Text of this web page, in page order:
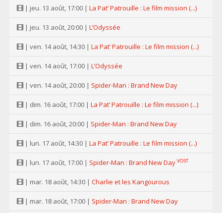
| jeu. 13 août, 17:00 | La Pat’ Patrouille : Le film mission (...)
| jeu. 13 août, 20:00 | L’Odyssée
| ven. 14 août, 14:30 | La Pat’ Patrouille : Le film mission (...)
| ven. 14 août, 17:00 | L’Odyssée
| ven. 14 août, 20:00 | Spider-Man : Brand New Day
| dim. 16 août, 17:00 | La Pat’ Patrouille : Le film mission (...)
| dim. 16 août, 20:00 | Spider-Man : Brand New Day
| lun. 17 août, 14:30 | La Pat’ Patrouille : Le film mission (...)
| lun. 17 août, 17:00 | Spider-Man : Brand New Day VOST
| mar. 18 août, 14:30 | Charlie et les Kangourous
| mar. 18 août, 17:00 | Spider-Man : Brand New Day